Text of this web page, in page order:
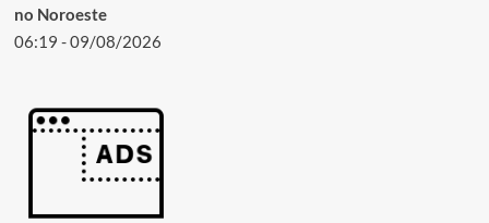
no Noroeste
06:19 - 09/08/2026